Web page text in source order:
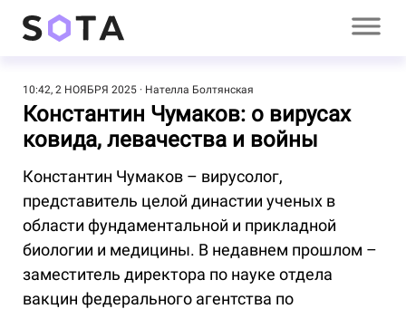
10:42, 2 НОЯБРЯ 2025 Нателла Болтянская
Константин Чумаков: о вирусах
ковида, левачества и войны
Константин Чумаков – вирусолог,
представитель целой династии ученых в
области фундаментальной и прикладной
биологии и медицины. В недавнем прошлом –
заместитель директора по науке отдела
вакцин федерального агентства по